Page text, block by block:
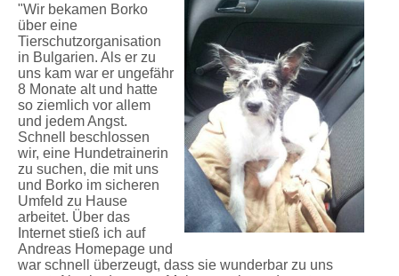
"Wir bekamen Borko
über eine
Tierschutzorganisation
in Bulgarien. Als er zu
uns kam war er ungefähr
8 Monate alt und hatte
so ziemlich vor allem
und jedem Angst.
Schnell beschlossen
wir, eine Hundetrainerin
zu suchen, die mit uns
und Borko im sicheren
Umfeld zu Hause
arbeitet. Über das
Internet stieß ich auf
Andreas Homepage und
war schnell überzeugt, dass sie wunderbar zu uns